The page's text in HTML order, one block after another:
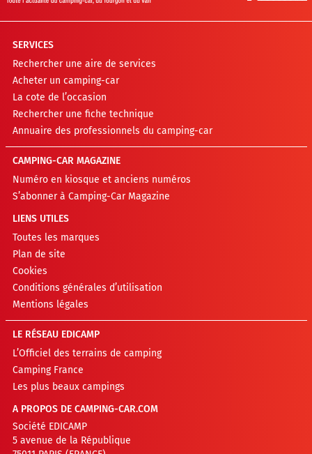
SERVICES
Rechercher une aire de services
Acheter un camping-car
La cote de l’occasion
Rechercher une fiche technique
Annuaire des professionnels du camping-car
CAMPING-CAR MAGAZINE
Numéro en kiosque et anciens numéros
S’abonner à Camping-Car Magazine
LIENS UTILES
Toutes les marques
Plan de site
Cookies
Conditions générales d’utilisation
Mentions légales
LE RÉSEAU EDICAMP
L’Officiel des terrains de camping
Camping France
Les plus beaux campings
A PROPOS DE CAMPING-CAR.COM
Société EDICAMP
5 avenue de la République